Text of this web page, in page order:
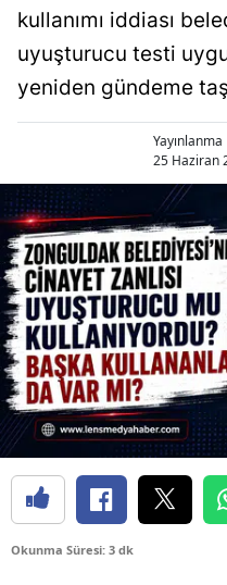
kullanımı iddiası
uyuşturucu testi
yeniden gündeme
Yayınlanma
25 Haziran
Okunma Süresi: 3 dk